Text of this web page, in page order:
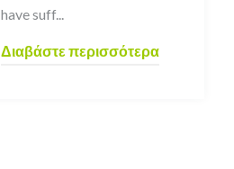
have suff...
Διαβάστε περισσότερα